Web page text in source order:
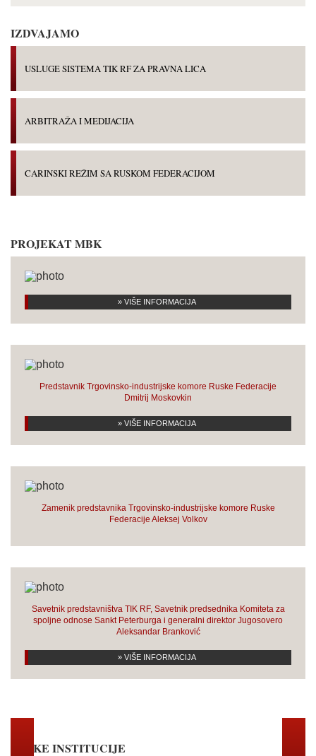
IZDVAJAMO
USLUGE SISTEMA TIK RF ZA PRAVNA LICA
ARBITRAŽA I MEDIJACIJA
CARINSKI REŽIM SA RUSKOM FEDERACIJOM
PROJEKAT MBK
» VIŠE INFORMACIJA
Predstavnik Trgovinsko-industrijske komore Ruske Federacije
Dmitrij Moskovkin
» VIŠE INFORMACIJA
Zamenik predstavnika Trgovinsko-industrijske komore Ruske
Federacije Aleksej Volkov
Savetnik predstavništva TIK RF, Savetnik predsednika Komiteta za
spoljne odnose Sankt Peterburga i generalni direktor Jugosovero
Aleksandar Branković
» VIŠE INFORMACIJA
RUSKE INSTITUCIJE